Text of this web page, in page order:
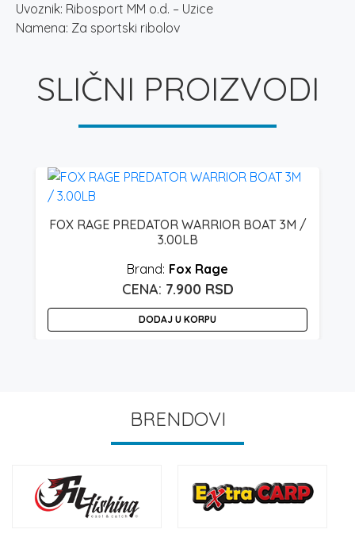
Uvoznik: Ribosport MM o.d. – Uzice
Namena: Za sportski ribolov
SLIČNI PROIZVODI
FOX RAGE PREDATOR WARRIOR BOAT 3M /
3.00LB
Fox Rage
7.900 RSD
DODAJ U KORPU
BRENDOVI